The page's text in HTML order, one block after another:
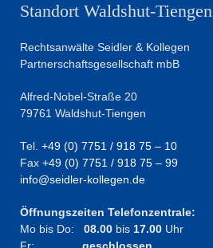
Standort Waldshut-Tiengen
Rechtsanwälte Seidler & Kollegen
Partnerschaftsgesellschaft mbB
Alfred-Nobel-Straße 20
79761 Waldshut-Tiengen
Tel.+49 (0) 7751 / 918 75 – 10
Fax+49 (0) 7751 / 918 75 – 99
info@seidler-kollegen.de
Öffnungszeiten Telefonzentrale:
Mo bis Do:08.00 bis17.00 Uhr